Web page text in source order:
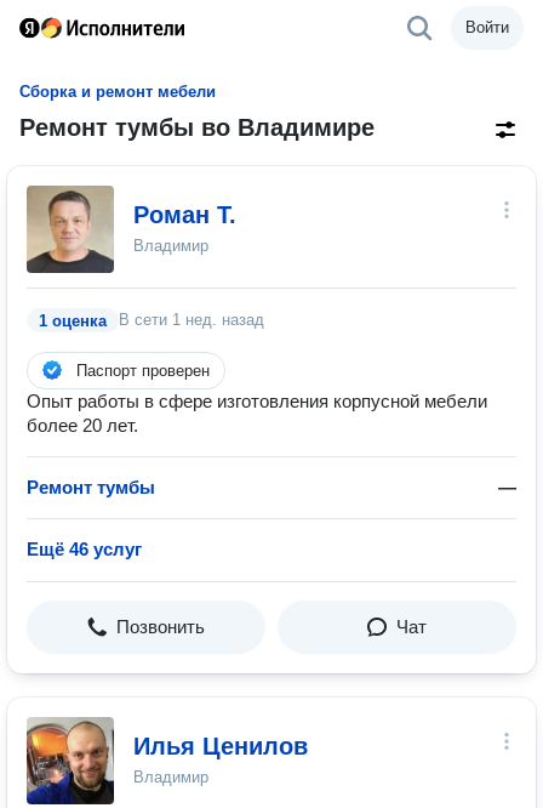
Войти
Сборка и ремонт мебели
Ремонт тумбы во Владимире
Роман Т.
Владимир
1 оценка В сети 1 нед. назад
Паспорт проверен
Опыт работы в сфере изготовления корпусной мебели
более 20 лет.
Ремонт тумбы —
Ещё 46 услуг
Позвонить Чат
Илья Ценилов
Владимир